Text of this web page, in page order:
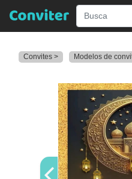
Convites > Modelos de